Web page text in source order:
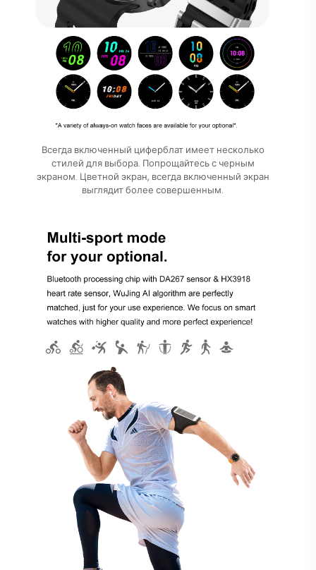
Всегда включенный циферблат имеет несколько
стилей для выбора. Попрощайтесь с черным
экраном. Цветной экран, всегда включенный экран
выглядит более совершенным.